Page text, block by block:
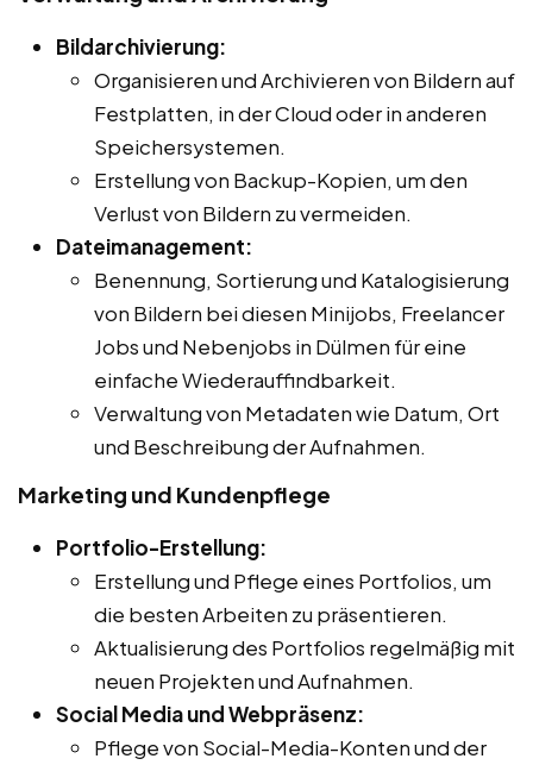
Bildarchivierung:
Organisieren und Archivieren von Bildern auf
Festplatten, in der Cloud oder in anderen
Speichersystemen.
Erstellung von Backup-Kopien, um den
Verlust von Bildern zu vermeiden.
Dateimanagement:
Benennung, Sortierung und Katalogisierung
von Bildern bei diesen Minijobs, Freelancer
Jobs und Nebenjobs in Dülmen für eine
einfache Wiederauffindbarkeit.
Verwaltung von Metadaten wie Datum, Ort
und Beschreibung der Aufnahmen.
Marketing und Kundenpflege
Portfolio-Erstellung:
Erstellung und Pflege eines Portfolios, um
die besten Arbeiten zu präsentieren.
Aktualisierung des Portfolios regelmäßig mit
neuen Projekten und Aufnahmen.
Social Media und Webpräsenz:
Pflege von Social-Media-Konten und der